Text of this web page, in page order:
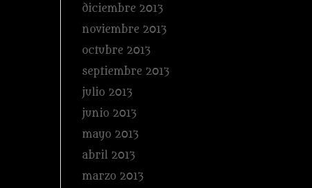
diciembre 2013
noviembre 2013
octubre 2013
septiembre 2013
julio 2013
junio 2013
mayo 2013
abril 2013
marzo 2013